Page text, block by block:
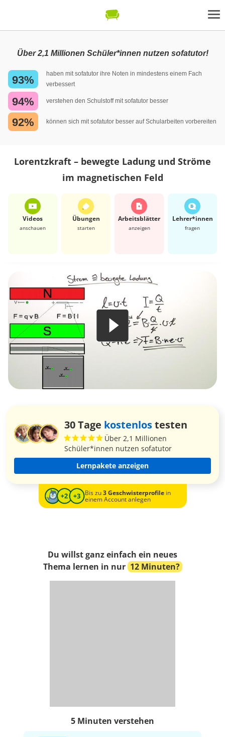
Über 2,1 Millionen Schüler*innen nutzen sofatutor!
93%
haben mit sofatutor ihre Noten in mindestens einem Fach
verbessert
94% verstehen den Schulstoff mit sofatutor besser
92% können sich mit sofatutor besser auf Schularbeiten vorbereiten
Lorentzkraft – bewegte Ladung und Ströme
im magnetischen Feld
Videos
anschauen
Übungen
starten
Arbeits­blätter
anzeigen
Lehrer*​innen
fragen
30 Tage kostenlostesten
Über 2,1 Millionen
Schüler*innen nutzen sofatutor
Lernpakete anzeigen
Bis zu3 Geschwisterprofilein
einem Account anlegen
Du willst ganz einfach ein neues
Thema lernen in nur 12 Minuten?
5 Minuten verstehen